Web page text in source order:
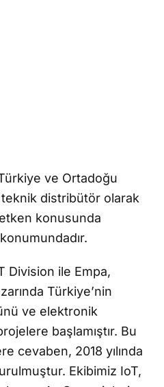
ve Ortadoğu
distribütör olarak
konusunda
Division ile Empa,
Türkiye’nin
ve elektronik
başlamıştır. Bu
cevaben, 2018 yılında
Ekibimiz IoT,